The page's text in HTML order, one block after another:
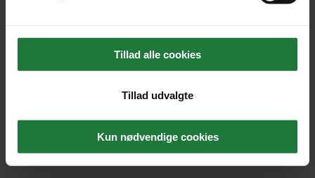
Tillad alle cookies
Tillad udvalgte
Kun nødvendige cookies